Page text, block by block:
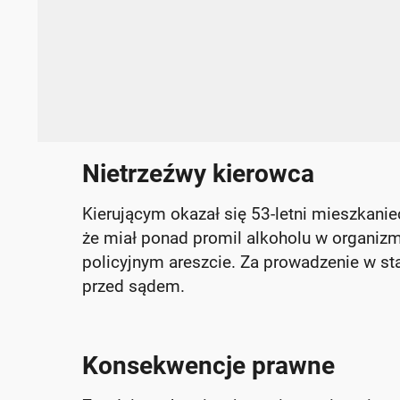
Nietrzeźwy kierowca
Kierującym okazał się 53-letni
że miał ponad promil alkoholu w
policyjnym areszcie. Za prowadzenie w
przed sądem.
Konsekwencje prawne